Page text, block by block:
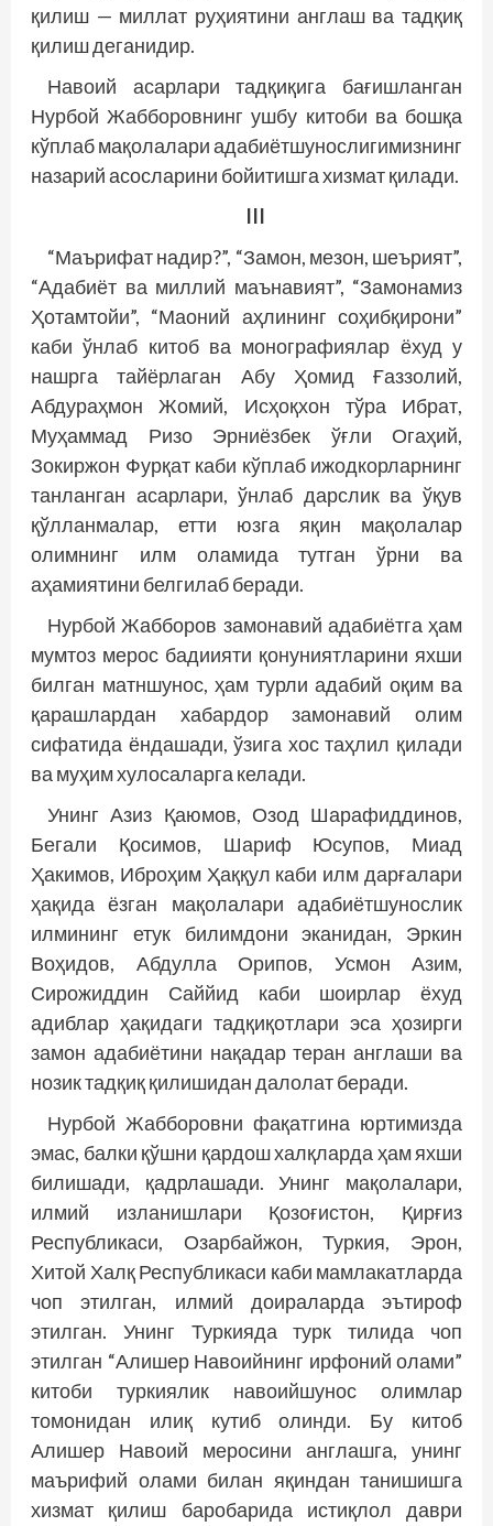
қилиш — миллат руҳиятини англаш ва тадқиқ
қилиш деганидир.
Навоий асарлари тадқиқига бағишланган
Нурбой Жабборовнинг ушбу китоби ва бошқа
кўплаб мақолалари адабиётшунослигимизнинг
назарий асосларини бойитишга хизмат қилади.
III
“Маърифат надир?”, “Замон, мезон, шеърият”,
“Адабиёт ва миллий маънавият”, “Замонамиз
Ҳотамтойи”, “Маоний аҳлининг соҳибқирони”
каби ўнлаб китоб ва монографиялар ёхуд у
нашрга тайёрлаган Абу Ҳомид Ғаззолий,
Абдураҳмон Жомий, Исҳоқхон тўра Ибрат,
Муҳаммад Ризо Эрниёзбек ўғли Огаҳий,
Зокиржон Фурқат каби кўплаб ижодкорларнинг
танланган асарлари, ўнлаб дарслик ва ўқув
қўлланмалар, етти юзга яқин мақолалар
олимнинг илм оламида тутган ўрни ва
аҳамиятини белгилаб беради.
Нурбой Жабборов замонавий адабиётга ҳам
мумтоз мерос бадиияти қонуниятларини яхши
билган матншунос, ҳам турли адабий оқим ва
қарашлардан хабардор замонавий олим
сифатида ёндашади, ўзига хос таҳлил қилади
ва муҳим хулосаларга келади.
Унинг Азиз Қаюмов, Озод Шарафиддинов,
Бегали Қосимов, Шариф Юсупов, Миад
Ҳакимов, Иброҳим Ҳаққул каби илм дарғалари
ҳақида ёзган мақолалари адабиётшунослик
илмининг етук билимдони эканидан, Эркин
Воҳидов, Абдулла Орипов, Усмон Азим,
Сирожиддин Саййид каби шоирлар ёхуд
адиблар ҳақидаги тадқиқотлари эса ҳозирги
замон адабиётини нақадар теран англаши ва
нозик тадқиқ қилишидан далолат беради.
Нурбой Жабборовни фақатгина юртимизда
эмас, балки қўшни қардош халқларда ҳам яхши
билишади, қадрлашади. Унинг мақолалари,
илмий изланишлари Қозоғистон, Қирғиз
Республикаси, Озарбайжон, Туркия, Эрон,
Хитой Халқ Республикаси каби мамлакатларда
чоп этилган, илмий доираларда эътироф
этилган. Унинг Туркияда турк тилида чоп
этилган “Алишер Навоийнинг ирфоний олами”
китоби туркиялик навоийшунос олимлар
томонидан илиқ кутиб олинди. Бу китоб
Алишер Навоий меросини англашга, унинг
маърифий олами билан яқиндан танишишга
хизмат қилиш баробарида истиқлол даври